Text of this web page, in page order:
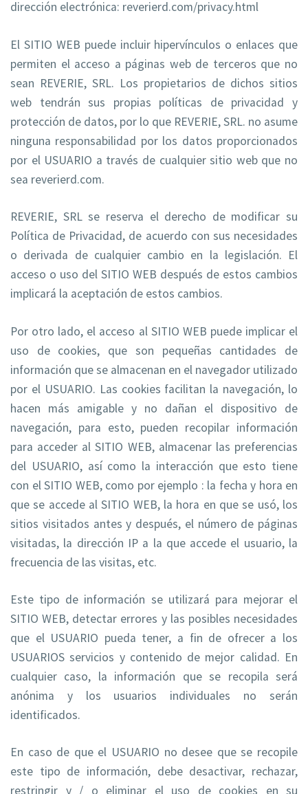
dirección electrónica: reverierd.com/privacy.html
El SITIO WEB puede incluir hipervínculos o enlaces que
permiten el acceso a páginas web de terceros que no
sean REVERIE, SRL. Los propietarios de dichos sitios
web tendrán sus propias políticas de privacidad y
protección de datos, por lo que REVERIE, SRL. no asume
ninguna responsabilidad por los datos proporcionados
por el USUARIO a través de cualquier sitio web que no
sea reverierd.com.
REVERIE, SRL se reserva el derecho de modificar su
Política de Privacidad, de acuerdo con sus necesidades
o derivada de cualquier cambio en la legislación. El
acceso o uso del SITIO WEB después de estos cambios
implicará la aceptación de estos cambios.
Por otro lado, el acceso al SITIO WEB puede implicar el
uso de cookies, que son pequeñas cantidades de
información que se almacenan en el navegador utilizado
por el USUARIO. Las cookies facilitan la navegación, lo
hacen más amigable y no dañan el dispositivo de
navegación, para esto, pueden recopilar información
para acceder al SITIO WEB, almacenar las preferencias
del USUARIO, así como la interacción que esto tiene
con el SITIO WEB, como por ejemplo : la fecha y hora en
que se accede al SITIO WEB, la hora en que se usó, los
sitios visitados antes y después, el número de páginas
visitadas, la dirección IP a la que accede el usuario, la
frecuencia de las visitas, etc.
Este tipo de información se utilizará para mejorar el
SITIO WEB, detectar errores y las posibles necesidades
que el USUARIO pueda tener, a fin de ofrecer a los
USUARIOS servicios y contenido de mejor calidad. En
cualquier caso, la información que se recopila será
anónima y los usuarios individuales no serán
identificados.
En caso de que el USUARIO no desee que se recopile
este tipo de información, debe desactivar, rechazar,
restringir y / o eliminar el uso de cookies en su